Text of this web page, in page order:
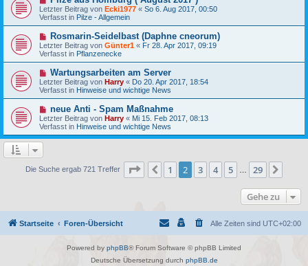
a
g
B
e
i
t
a
g
e
u
e
B
e
i
t
a
g
Letzter Beitrag von Ecki1977 « So 6. Aug 2017, 00:50
Verfasst in Pilze - Allgemein
N
e
u
e
B
e
i
t
a
g
Rosmarin-Seidelbast (Daphne cneorum)
Letzter Beitrag von Günter1 « Fr 28. Apr 2017, 09:19
Verfasst in Pflanzenecke
N
e
u
e
B
e
i
t
Wartungsarbeiten am Server
Letzter Beitrag von Harry « Do 20. Apr 2017, 18:54
Verfasst in Hinweise und wichtige News
N
e
u
e
r
t
neue Anti - Spam Maßnahme
Letzter Beitrag von Harry « Mi 15. Feb 2017, 08:13
Verfasst in Hinweise und wichtige News
Die Suche ergab 721 Treffer Seite von
Vorherige
1 2 3 4 5 29
Gehe zu
Startseite Foren-Übersicht Alle Zeiten sind UTC+02:00
Powered by phpBB® Forum Software © phpBB Limited
Deutsche Übersetzung durch phpBB.de